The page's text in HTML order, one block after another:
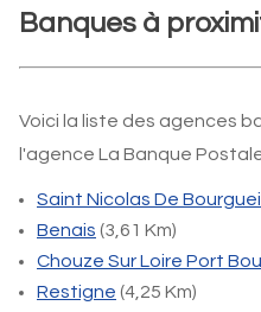
Banques à
Voici la liste des agences
l'agence La Banque
Saint Nicolas De Bourgueil
Benais (3,61 Km)
Chouze Sur Loire Port
Restigne (4,25 Km)